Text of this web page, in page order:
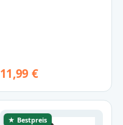
11,99 €
★ Bestpreis